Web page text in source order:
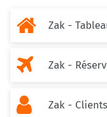
 Zak -
 Zak -
 Zak - Clients